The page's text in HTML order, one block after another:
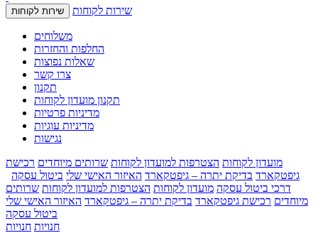
שירות לקוחות שירות לקוחות
משלוחים
החלפות והחזרות
שאלות נפוצות
צרו קשר
תקנון
תקנון מועדון לקוחות
מדיניות פרטיות
מדיניות עוגיות
נגישות
מועדון לקוחות הצטרפות למועדון לקוחות שרותים מיוחדים רכישת
גיפטקארד בדיקת יתרה – גיפטקארד האיזור האישי שלי ביטול עסקה
דרכי ביטול עסקה מועדון לקוחות הצטרפות למועדון לקוחות שרותים
מיוחדים רכישת גיפטקארד בדיקת יתרה – גיפטקארד האיזור האישי שלי
ביטול עסקה
חנויות חנויות